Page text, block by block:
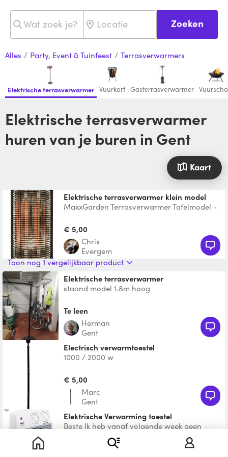
Zoeken
Alles / Party, Event & Tuinfeest / Terrasverwarmers
Elektrische terrasverwarmer Vuurkorf Gasterrasverwarmer
Elektrische terrasverwarmer
huren van je buren in Gent
Kaart
elektrische terrasverwarmer klein model
MaxxGarden Terrasverwarmer Tafelmodel -
€ 5,00
Chris
Evergem
Toon nog 1 vergelijkbaar product
Elektrische terrasverwarmer
staand model 1.8m hoog
Te leen
herman
Gent
electrisch verwarmtoestel
1000 / 2000 w
€ 5,00
Marc
Gent
Elektrische Verwarming toestel
Beste Ik heb vanaf volgende week geen
vermaning thuis en ze moeten komen het
vervangen. Als jullie e